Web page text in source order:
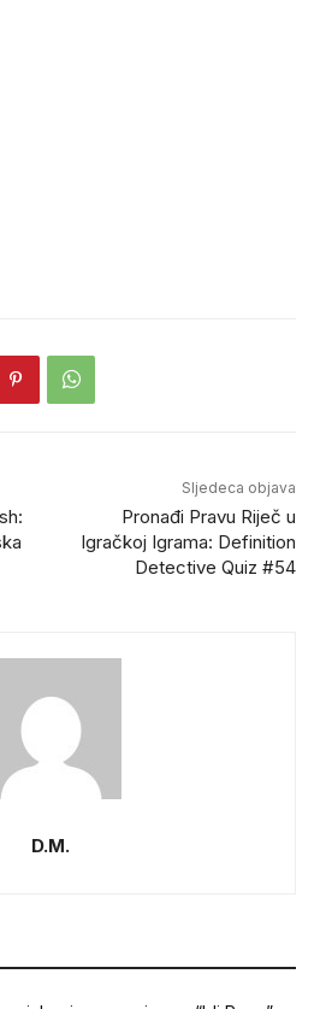
Sljedeca objava
Pronađi Pravu Riječ u
Igračkoj Igrama: Definition
Detective Quiz #54
D.M.